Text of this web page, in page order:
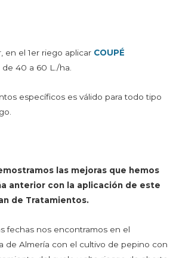
en el 1er riego aplicar COUPÉ
de 40 a 60 L./ha.
específicos es válido para todo tipo
las mejoras que hemos
anterior con la aplicación de este
de Tratamientos.
fechas nos encontramos en el
de Almería con el cultivo de pepino con